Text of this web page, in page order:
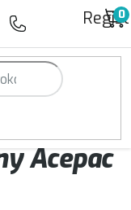
Acepac